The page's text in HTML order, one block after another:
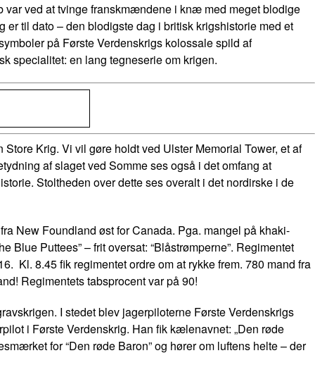
var ved at tvinge franskmændene i knæ med meget blodige
til dato – den blodigste dag i britisk krigshistorie med et
på Første Verdenskrigs kolossale spild af
specialitet: en lang tegneserie om krigen.
Krig. Vi vil gøre holdt ved Ulster Memorial Tower, et af
af slaget ved Somme ses også i det omfang at
Stoltheden over dette ses overalt i det nordirske i de
New Foundland øst for Canada. Pga. mangel på khaki-
Puttees” – frit oversat: “Blåstrømperne”. Regimentet
Kl. 8.45 fik regimentet ordre om at rykke frem. 780 mand fra
Regimentets tabsprocent var på 90!
I stedet blev jagerpiloterne Første Verdenskrigs
i Første Verdenskrig. Han fik kælenavnet: „Den røde
for “Den røde Baron” og hører om luftens helte – der